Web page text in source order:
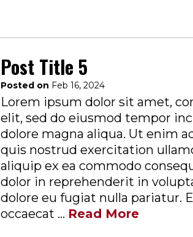
Post Title 5
Posted on Feb 16, 2024
Lorem ipsum dolor sit amet,
elit, sed do eiusmod tempor
dolore magna aliqua. Ut enim
quis nostrud exercitation
aliquip ex ea commodo
dolor in reprehenderit in
dolore eu fugiat nulla pariatur.
occaecat ... Read More